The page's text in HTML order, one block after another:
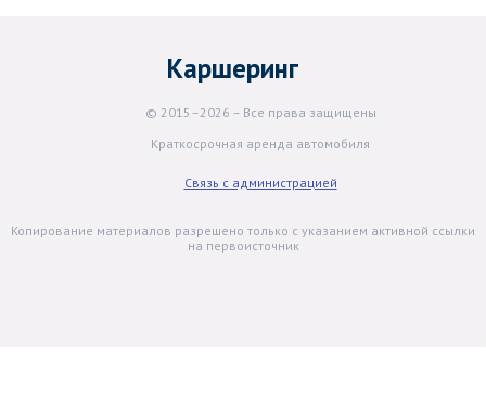
Каршеринг
© 2015–2026 – Все права защищены
Краткосрочная аренда автомобиля
Связь с администрацией
Копирование материалов разрешено только с указанием активной ссылки
на первоисточник